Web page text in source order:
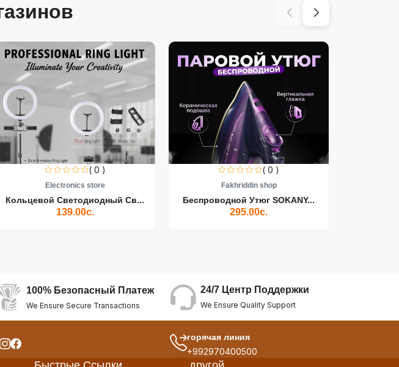
Св...
Fakhriddin shop
Беспроводной Утюг SOKANY...
Fakhriddin shop
Утюг Паровой Беспроводной...
100% Безопасный Платеж
We Ensure Secure Transactions
24/7 Центр Поддержки
We Ensure Quality Support
горячая линия
+992970400500